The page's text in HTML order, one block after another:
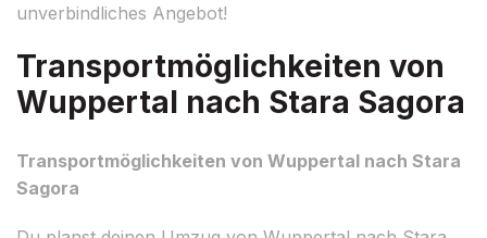
unverbindliches Angebot!
Transportmöglichkeiten von
Wuppertal nach Stara Sagora
Transportmöglichkeiten von Wuppertal nach Stara
Sagora